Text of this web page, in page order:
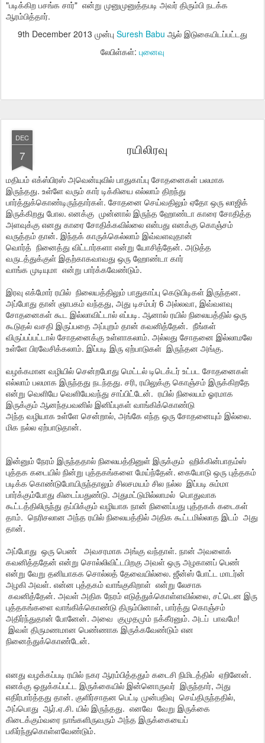
"படிக்கிற பசங்க சார்" என்று முனுமுனுத்தபடி அவர் திரும்பி நடக்க
ஆரம்பித்தார்.
9th December 2013 முன்பு Suresh Babu ஆல் இடுகையிடப்பட்டது
லேபிள்கள்: புனைவு
DEC
7 ரயிலிரவு
மதியம் எக்ஸ்பிரஸ் அவென்யுவில் பாதுகாப்பு சோதனைகள் பலமாக
இருந்தது. உள்ளே வரும் கார் டிக்கியை எல்லாம் திறந்து
பார்த்துக்கொண்டிருந்தார்கள். சோதனை செய்வதிலும் ஏதோ ஒரு லாஜிக்
இருக்கிறது போல. எனக்கு முன்னால் இருந்த ஹோண்டா காரை சோதித்த
அளவுக்கு எனது காரை சோதிக்கவில்லை என்பது எனக்கு கொஞ்சம்
வருத்தம் தான். இந்தக் காருக்கெல்லாம் இவ்வளவுதான்
வொர்த் நினைத்து விட்டார்களா என்று யோசித்தேன். அடுத்த
வருடத்துக்குள் இதற்காகவாவது ஒரு ஹோண்டா கார்
வாங்க முடியுமா என்று பார்க்கவேண்டும்.
இரவு எக்மோர் ரயில் நிலையத்திலும் பாதுகாப்பு கெடுபிடிகள் இருந்தன.
அப்போது தான் ஞாபகம் வந்தது, அது டிசம்பர் 6 அல்லவா, இவ்வளவு
சோதனைகள் கூட இல்லாவிட்டால் எப்படி. ஆனால் ரயில் நிலையத்தில் ஒரு
கூடுதல் வசதி இருப்பதை அப்புறம் தான் கவனித்தேன். நீங்கள்
விருப்பப்பட்டால் சோதனைக்கு உள்ளாகலாம். அல்லது சோதனை இல்லாமலே
உள்ளே பிரவேசிக்கலாம். இப்படி இரு ஏற்பாடுகள் இருந்தன அங்கு.
வழக்கமான வழியில் சென்றபோது மெட்டல் டிடெக்டர் உட்பட சோதனைகள்
எல்லாம் பலமாக இருந்தது நடந்தது. சரி, ரயிலுக்கு கொஞ்சம் இருக்கிறதே
என்று வெளியே வெளியேவந்து சாப்பிட்டேன். ரயில் நிலையம் ஓரமாக
இருக்கும் ஆனந்தபவனில் இனிப்புகள் வாங்கிக்கொண்டு
அந்த வழியாக உள்ளே சென்றால், அங்கே எந்த ஒரு சோதனையும் இல்லை.
மிக நல்ல ஏற்பாடுதான்.
இன்னும் நேரம் இருந்ததால் நிலையத்தினுள் இருக்கும் ஹிக்கின்பாதம்ஸ்
புத்தக கடையில் நின்று புத்தகங்களை மேய்ந்தேன். கையோடு ஒரு புத்தகம்
படிக்க கொண்டுபோயிருந்தாலும் சிலசமயம் சில நல்ல இப்படி சும்மா
பார்க்கும்போது கிடைப்பதுண்டு. அதுமட்டுமில்லாமல் பொதுவாக
கூட்டத்திலிருந்து தப்பிக்கும் வழியாக நான் நினைப்பது புத்தகக் கடைகள்
தாம். நெரிசலான அந்த ரயில் நிலையத்தில் அதிக கூட்டமில்லாத இடம் அது
தான்.
அப்போது ஒரு பெண் அவசரமாக அங்கு வந்தாள். நான் அவளைக்
கவனித்ததேன் என்று சொல்லிவிட்டபிறகு அவள் ஒரு அழகானப் பெண்
என்று வேறு தனியாகக சொல்லத் தேவையில்லை. ஜீன்ஸ் போட்ட மாடர்ன்
அழகி அவள். என்ன புத்தகம் வாங்குகிறாள் என்று லேசாக
கவனித்தேன். அவள் அதிக நேரம் எடுத்துக்கொள்ளவில்லை, சட்டென இரு
புத்தகங்களை வாங்கிக்கொண்டு திரும்பினாள், பார்த்து கொஞ்சம்
அதிர்ந்துதான் போனேன். அவை குமுதமும் நக்கீரனும். அடப் பாவமே!
இவள் திருமணமான பெண்ணாக இருக்கவேண்டும் என
நினைத்துக்கொண்டேன்.
எனது வழக்கப்படி ரயில் நகர ஆரம்பித்ததும் கடைசி நிமிடத்தில் ஏறினேன்.
எனக்கு ஒதுக்கப்பட்ட இருக்கையில் இன்னொருவர் இருந்தார், அது
எதிர்பார்த்தது தான். குளிர்சாதன பெட்டி முன்பதிவு செய்திருந்ததில்,
அப்பொது ஆர்.ஏ.சி. யில் இருந்தது. எனவே வேறு இருக்கை
கிடைக்கும்வரை நாங்களிருவரும் அந்த இருக்கையைப்
பகிர்ந்துகொள்ளவேண்டும்.